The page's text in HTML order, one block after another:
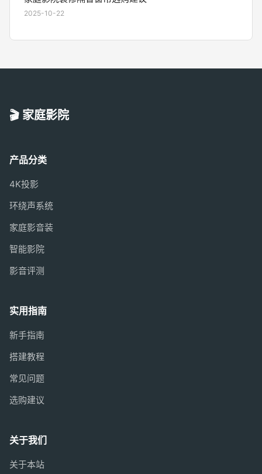
2025-10-22
🎬 家庭影院
产品分类
4K投影
环绕声系统
家庭影音装
智能影院
影音评测
实用指南
新手指南
搭建教程
常见问题
选购建议
关于我们
关于本站